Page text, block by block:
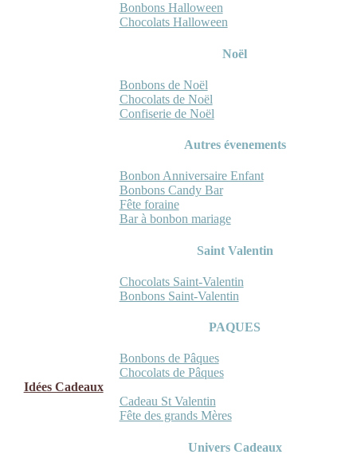
Bonbons Halloween
Chocolats Halloween
Noël
Bonbons de Noël
Chocolats de Noël
Confiserie de Noël
Autres évenements
Bonbon Anniversaire Enfant
Bonbons Candy Bar
Fête foraine
Bar à bonbon mariage
Saint Valentin
Chocolats Saint-Valentin
Bonbons Saint-Valentin
PAQUES
Bonbons de Pâques
Chocolats de Pâques
Idées Cadeaux
Cadeau St Valentin
Fête des grands Mères
Univers Cadeaux